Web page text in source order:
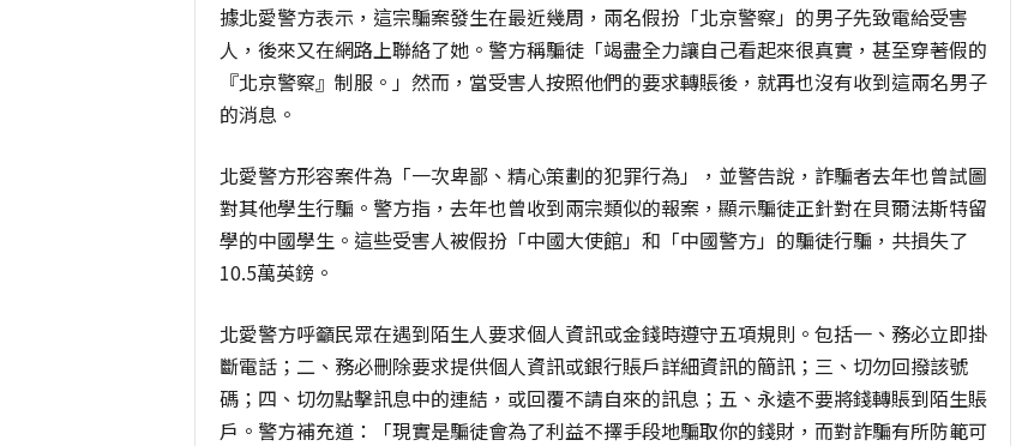
據北愛警方表示，這宗騙案發生在最近幾周，兩名假扮「北京警察」的男子先致電給受害
人，後來又在網路上聯絡了她。警方稱騙徒「竭盡全力讓自己看起來很真實，甚至穿著假的
『北京警察』制服。」然而，當受害人按照他們的要求轉賬後，就再也沒有收到這兩名男子
的消息。
北愛警方形容案件為「一次卑鄙、精心策劃的犯罪行為」，並警告說，詐騙者去年也曾試圖
對其他學生行騙。警方指，去年也曾收到兩宗類似的報案，顯示騙徒正針對在貝爾法斯特留
學的中國學生。這些受害人被假扮「中國大使館」和「中國警方」的騙徒行騙，共損失了
10.5萬英鎊。
北愛警方呼籲民眾在遇到陌生人要求個人資訊或金錢時遵守五項規則。包括一、務必立即掛
斷電話；二、務必刪除要求提供個人資訊或銀行賬戶詳細資訊的簡訊；三、切勿回撥該號
碼；四、切勿點擊訊息中的連結，或回覆不請自來的訊息；五、永遠不要將錢轉賬到陌生賬
戶。警方補充道：「現實是騙徒會為了利益不擇手段地騙取你的錢財，而對詐騙有所防範可